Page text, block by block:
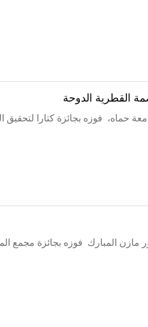
القطرية الدوحة
حماه، فوزه بجائزة كتارا
مازن المبارك فوزه بجائزة مجمع